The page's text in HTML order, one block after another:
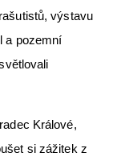
výstavu
a pozemní
Králové,
si zážitek z